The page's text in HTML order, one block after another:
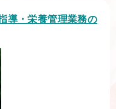
導・栄養管理業務の